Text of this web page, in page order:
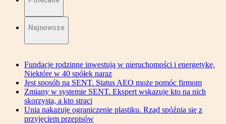
Najnowsze
Fundacje rodzinne inwestują w nieruchomości i energetykę.
Niektóre w 40 spółek naraz
Jest sposób na SENT. Status AEO może pomóc firmom
Zmiany w systemie SENT. Ekspert wskazuje kto na nich
skorzysta, a kto straci
Unia nakazuje ograniczenie plastiku. Rząd spóźnia się z
przyjęciem przepisów